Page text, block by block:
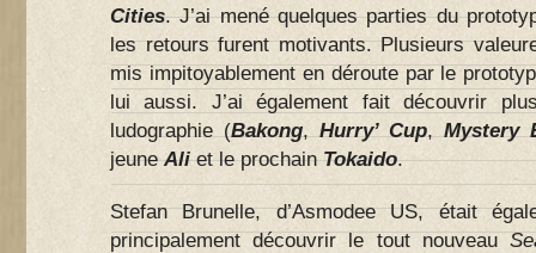
Cities. J’ai mené quelques parties du
les retours furent motivants. Plusieurs
mis impitoyablement en déroute par le
lui aussi. J’ai également fait découvrir
ludographie (Bakong,Hurry’ Cup,Mystery
jeuneAliet le prochainTokaido.
Stefan Brunelle, d’Asmodee US, était
principalement découvrir le tout nouveau